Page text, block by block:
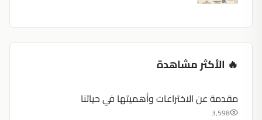
🔥 الأكثر مشاهدة
مقدمة عن الاختراعات وأهميتها في حياتنا
3,598